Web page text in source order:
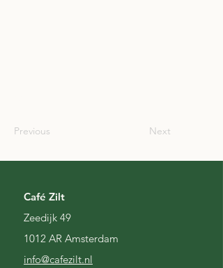
Previous Next
Café Zilt
Zeedijk 49
1012 AR Amsterdam
info@cafezilt.nl